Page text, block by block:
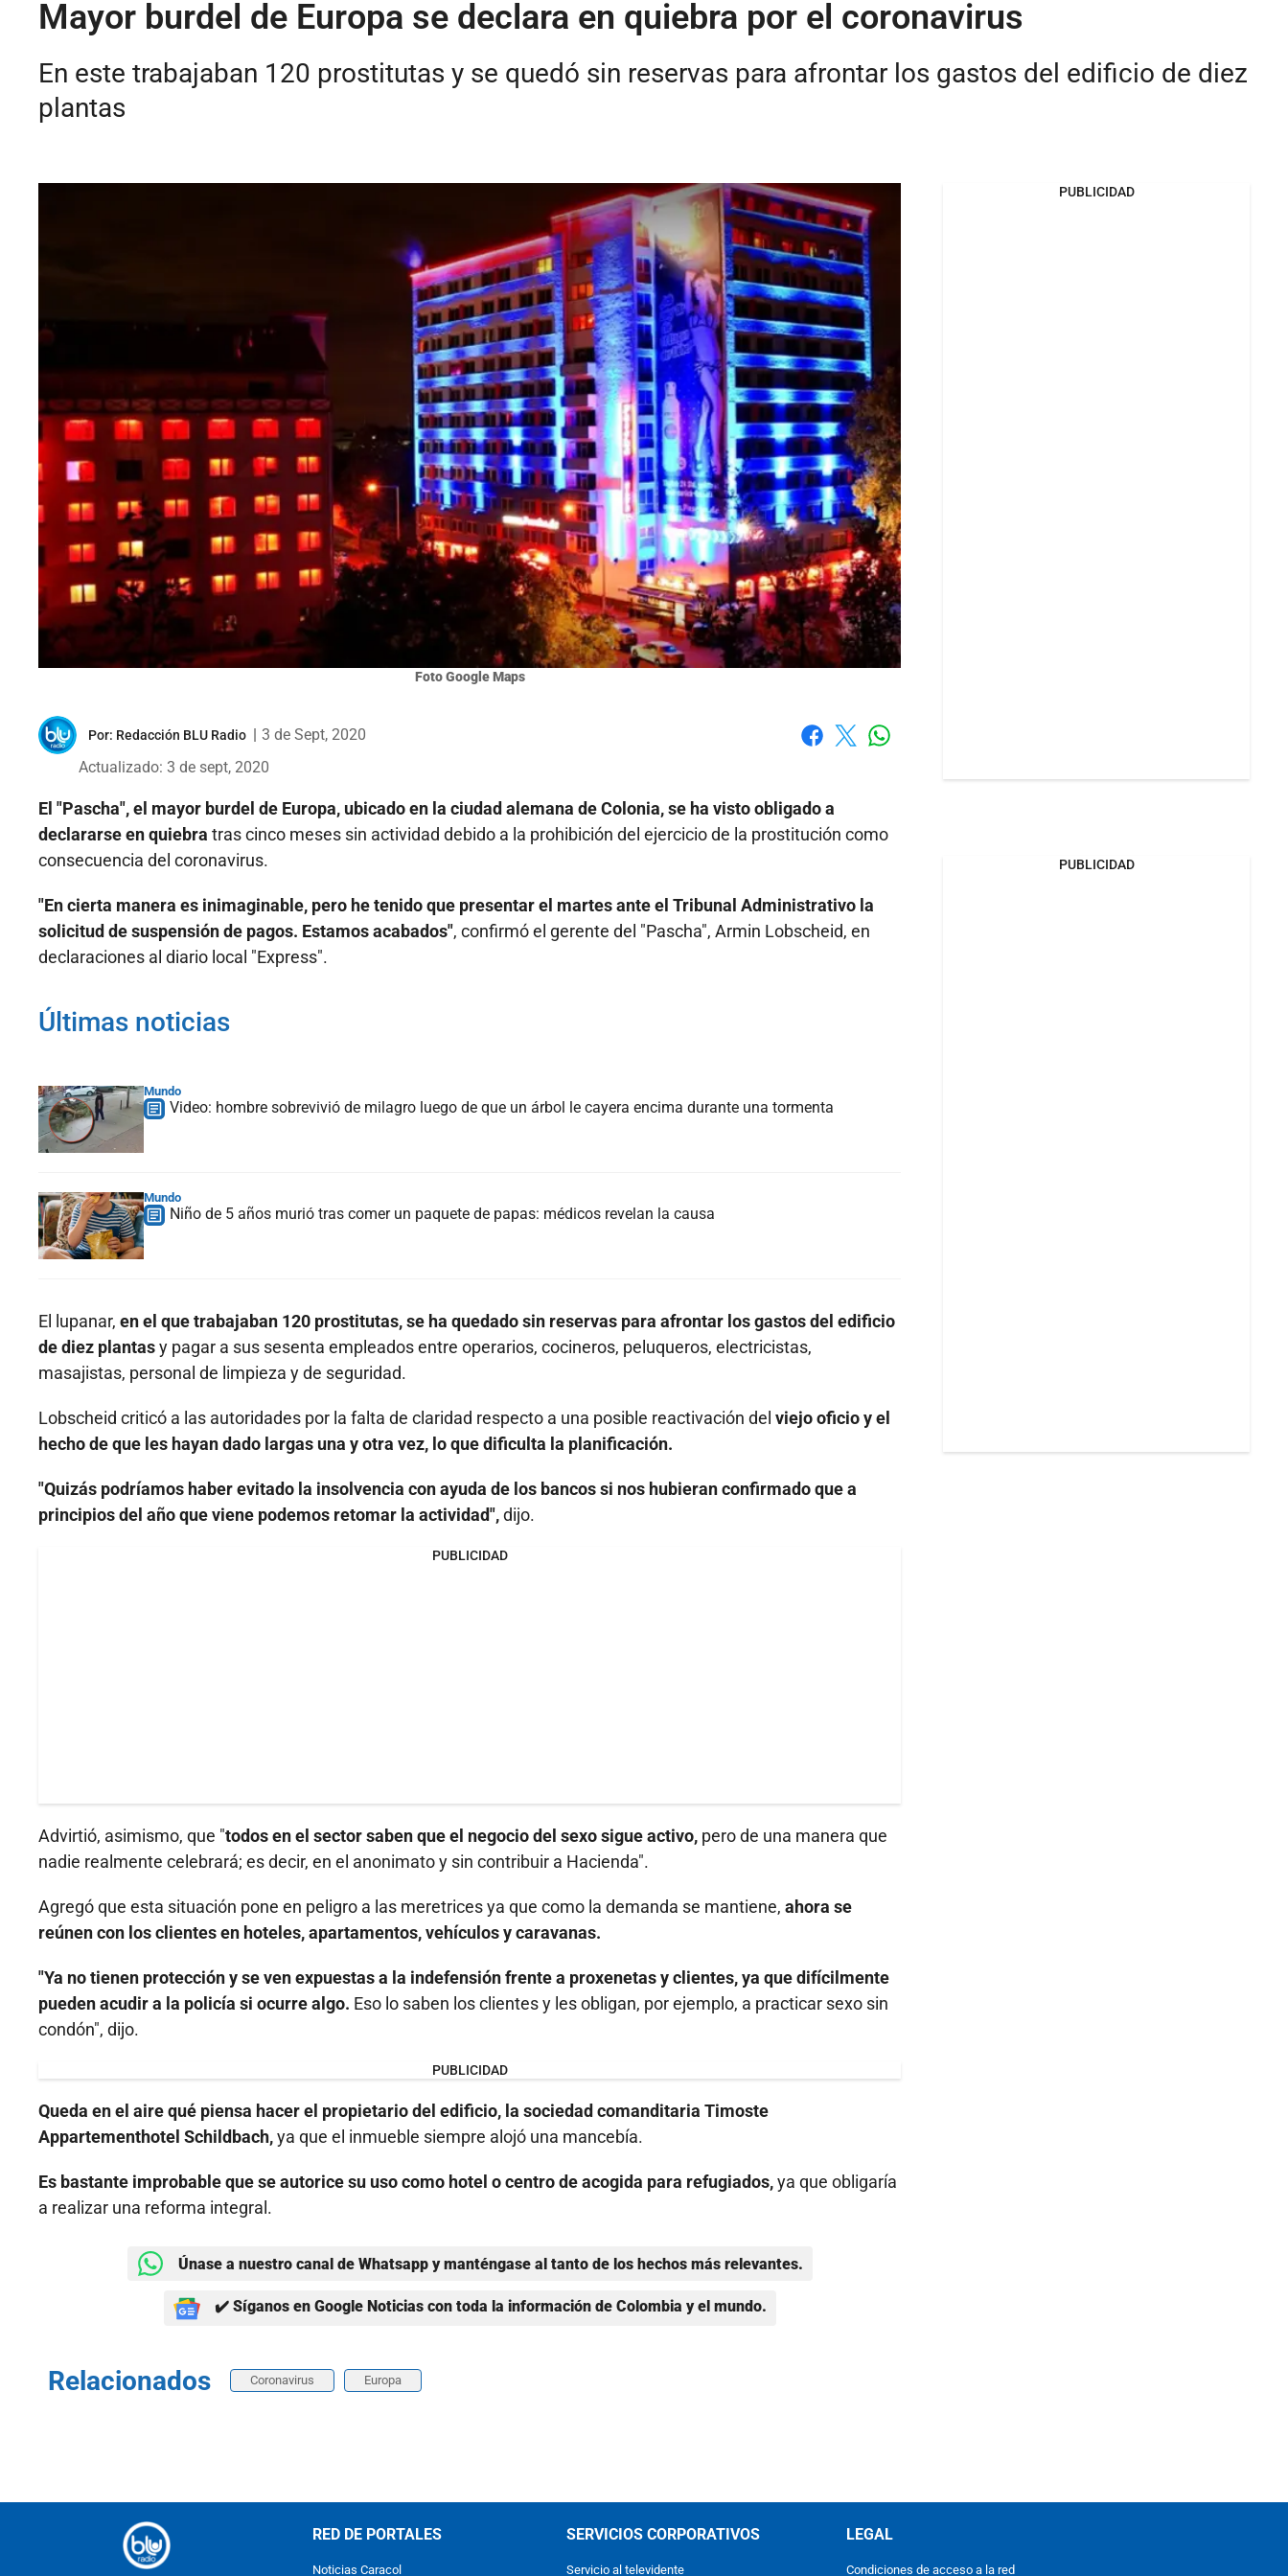
Mayor burdel de Europa se declara en quiebra por el coronavirus
En este trabajaban 120 prostitutas y se quedó sin reservas para afrontar los gastos del edificio de diez
plantas
Foto Google Maps
Por: Redacción BLU Radio
3 de Sept, 2020
Actualizado: 3 de sept, 2020
El "Pascha", el mayor burdel de Europa, ubicado en la ciudad alemana de Colonia, se ha visto obligado a
declararse en quiebra tras cinco meses sin actividad debido a la prohibición del ejercicio de la prostitución como
consecuencia del coronavirus.
"En cierta manera es inimaginable, pero he tenido que presentar el martes ante el Tribunal Administrativo la
solicitud de suspensión de pagos. Estamos acabados", confirmó el gerente del "Pascha", Armin Lobscheid, en
declaraciones al diario local "Express".
Últimas noticias
Mundo
Video: hombre sobrevivió de milagro luego de que un árbol le cayera encima durante una tormenta
Mundo
Niño de 5 años murió tras comer un paquete de papas: médicos revelan la causa
El lupanar, en el que trabajaban 120 prostitutas, se ha quedado sin reservas para afrontar los gastos del edificio
de diez plantasy pagar a sus sesenta empleados entre operarios, cocineros, peluqueros, electricistas,
masajistas, personal de limpieza y de seguridad.
Lobscheid criticó a las autoridades por la falta de claridad respecto a una posible reactivación del viejo oficio y el
hecho de que les hayan dado largas una y otra vez, lo que dificulta la planificación.
"Quizás podríamos haber evitado la insolvencia con ayuda de los bancos si nos hubieran confirmado que a
principios del año que viene podemos retomar la actividad",dijo.
PUBLICIDAD
Advirtió, asimismo, que "todos en el sector saben que el negocio del sexo sigue activo, pero de una manera que
nadie realmente celebrará; es decir, en el anonimato y sin contribuir a Hacienda".
Agregó que esta situación pone en peligro a las meretrices ya que como la demanda se mantiene, ahora se
reúnen con los clientes en hoteles, apartamentos, vehículos y caravanas.
"Ya no tienen protección y se ven expuestas a la indefensión frente a proxenetas y clientes, ya que difícilmente
pueden acudir a la policía si ocurre algo. Eso lo saben los clientes y les obligan, por ejemplo, a practicar sexo sin
condón", dijo.
PUBLICIDAD
Queda en el aire qué piensa hacer el propietario del edificio, la sociedad comanditaria Timoste
Appartementhotel Schildbach,ya que el inmueble siempre alojó una mancebía.
Es bastante improbable que se autorice su uso como hotel o centro de acogida para refugiados,ya que obligaría
a realizar una reforma integral.
Únase a nuestro canal de Whatsapp y manténgase al tanto de los hechos más relevantes.
✔️ Síganos en Google Noticias con toda la información de Colombia y el mundo.
Relacionados Coronavirus Europa
PUBLICIDAD
PUBLICIDAD
RED DE PORTALES
Noticias Caracol
SERVICIOS CORPORATIVOS
Servicio al televidente
LEGAL
Condiciones de acceso a la red